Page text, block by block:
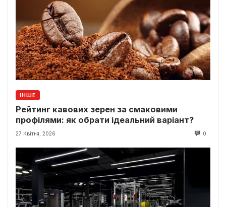
ІНШЕ
Рейтинг кавових зерен за смаковими
профілями: як обрати ідеальний варіант?
27 Квітня, 2026 0